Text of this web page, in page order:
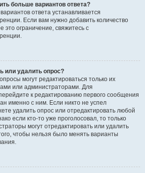
больше вариантов ответа?
ответа устанавливается
Если вам нужно добавить количество
ограничение, свяжитесь с
или удалить опрос?
могут редактироваться только их
или администраторами. Для
к редактированию первого сообщения
именно с ним. Если никто не успел
удалить опрос или отредактировать любой
если кто-то уже проголосовал, то только
могут отредактировать или удалить
чтобы нельзя было менять варианты